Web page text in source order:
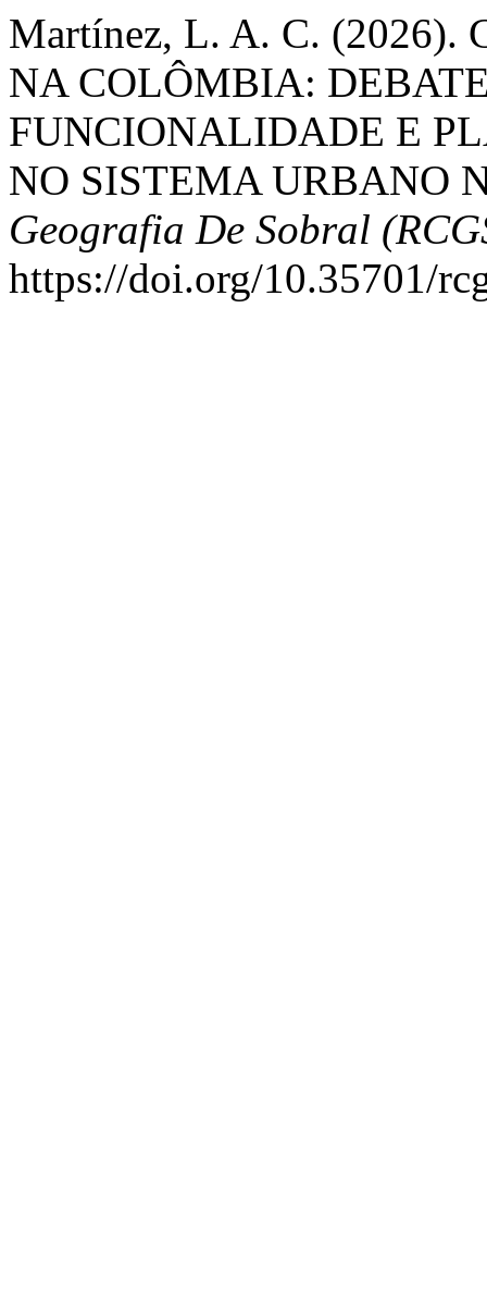
Martínez, L. A. C.
NA COLÔMBIA:
FUNCIONALIDADE E
NO SISTEMA URBANO
Geografia De Sobral
https://doi.org/10.35701/